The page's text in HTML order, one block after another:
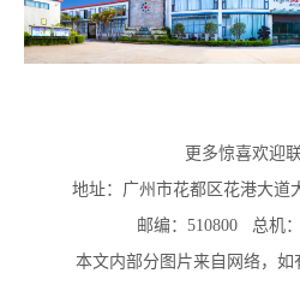
更多惊喜欢迎
地址：广州市花都区花港大道
邮编：510800 总机
本文内部分图片来自网络，